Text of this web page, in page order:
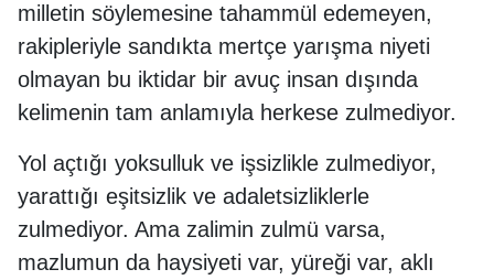
milletin söylemesine tahammül edemeyen,
rakipleriyle sandıkta mertçe yarışma niyeti
olmayan bu iktidar bir avuç insan dışında
kelimenin tam anlamıyla herkese zulmediyor.
Yol açtığı yoksulluk ve işsizlikle zulmediyor,
yarattığı eşitsizlik ve adaletsizliklerle
zulmediyor. Ama zalimin zulmü varsa,
mazlumun da haysiyeti var, yüreği var, aklı